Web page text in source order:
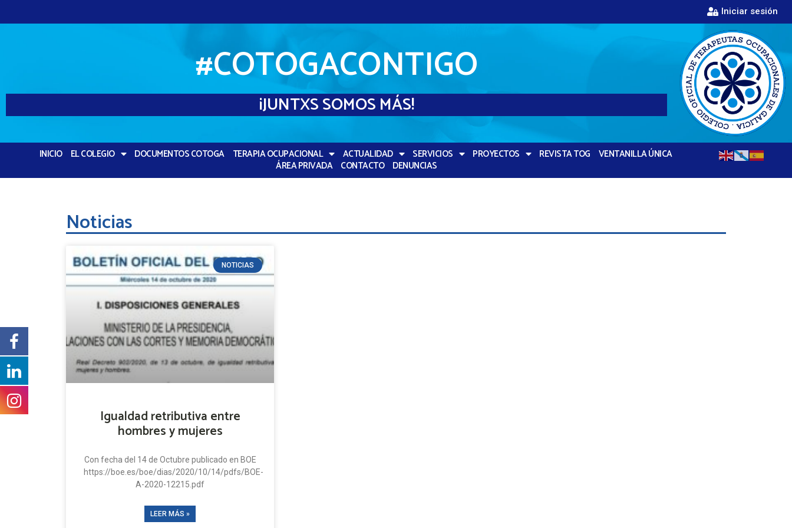
Iniciar sesión
#COTOGACONTIGO
¡JUNTXS SOMOS MÁS!
INICIO EL COLEGIO DOCUMENTOS COTOGA TERAPIA OCUPACIONAL ACTUALIDAD SERVICIOS PROYECTOS REVISTA TOG VENTANILLA ÚNICA
ÁREA PRIVADA CONTACTO DENUNCIAS
Noticias
NOTICIAS
Igualdad retributiva entre
hombres y mujeres
Con fecha del 14 de Octubre publicado en BOE
https://boe.es/boe/dias/2020/10/14/pdfs/BOE-
A-2020-12215.pdf
LEER MÁS »